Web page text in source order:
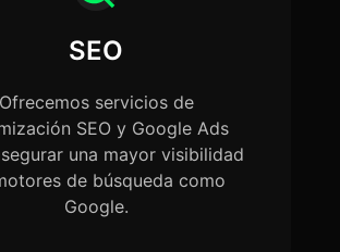
SEO
Ofrecemos servicios de
SEO y Google Ads
una mayor visibilidad
de búsqueda como
Google.